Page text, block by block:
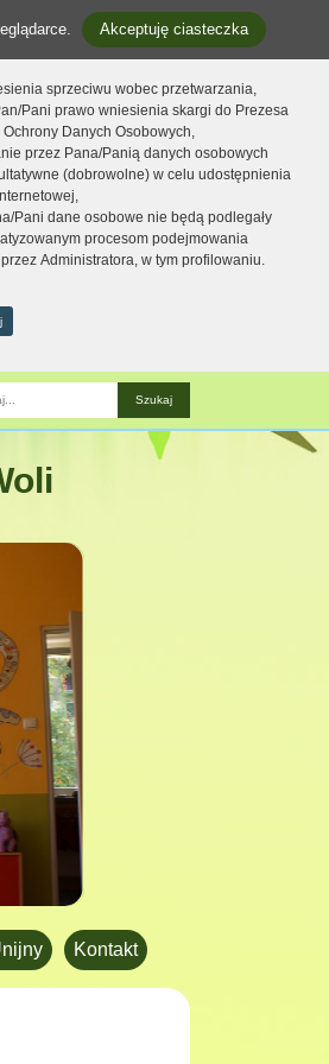
Akceptuję ciasteczka
sprzeciwu wobec przetwarzania,
Pani prawo wniesienia skargi do Prezesa
Ochrony Danych Osobowych,
przez Pana/Panią danych osobowych
(dobrowolne) w celu udostępnienia
Pani dane osobowe nie będą podlegały
procesom podejmowania
Administratora, w tym profilowaniu.
Kontakt